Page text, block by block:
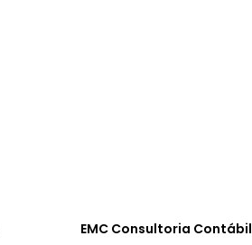
EMC Consultoria Contábil